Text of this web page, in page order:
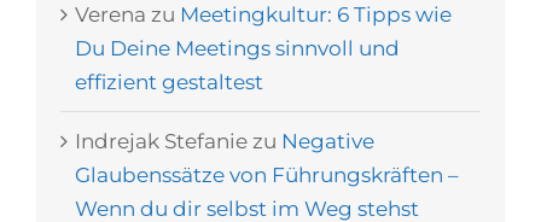
Verena zu Meetingkultur: 6 Tipps wie
Du Deine Meetings sinnvoll und
effizient gestaltest
Indrejak Stefanie zu Negative
Glaubenssätze von Führungskräften –
Wenn du dir selbst im Weg stehst